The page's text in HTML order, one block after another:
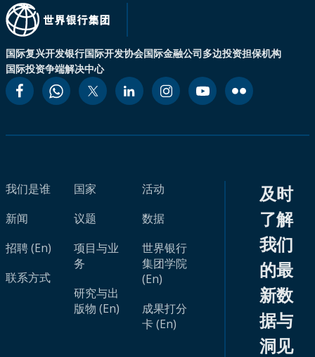
国际复兴开发银行国际开发协会国际金融公司多边投资担保机构
国际投资争端解决中心
我们是谁
新闻
招聘 (En)
联系方式
国家
议题
项目与业
务
研究与出
版物 (En)
活动
数据
世界银行
集团学院
(En)
成果打分
卡 (En)
及时
了解
我们
的最
新数
据与
洞见